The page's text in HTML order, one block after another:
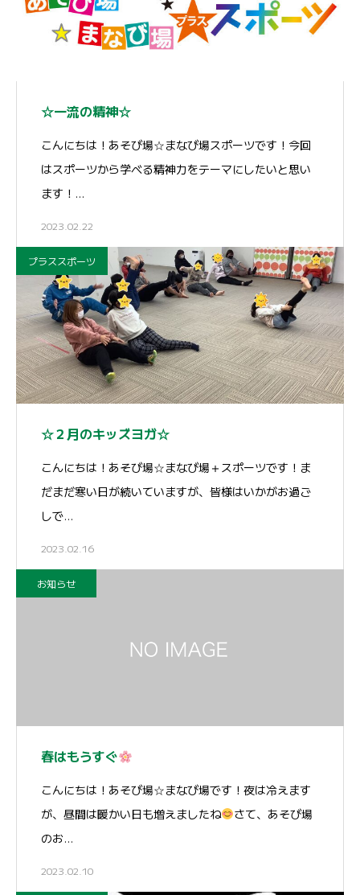
☆一流の精神☆
こんにちは！あそび場☆まなび場スポーツです！今回
はスポーツから学べる精神力をテーマにしたいと思い
ます！…
2023.02.22
プラススポーツ
☆２月のキッズヨガ☆
こんにちは！あそび場☆まなび場＋スポーツです！ま
だまだ寒い日が続いていますが、皆様はいかがお過ご
しで…
2023.02.16
お知らせ
春はもうすぐ
こんにちは！あそび場☆まなび場です！夜は冷えます
が、昼間は暖かい日も増えましたね
さて、あそび場
のお…
2023.02.10